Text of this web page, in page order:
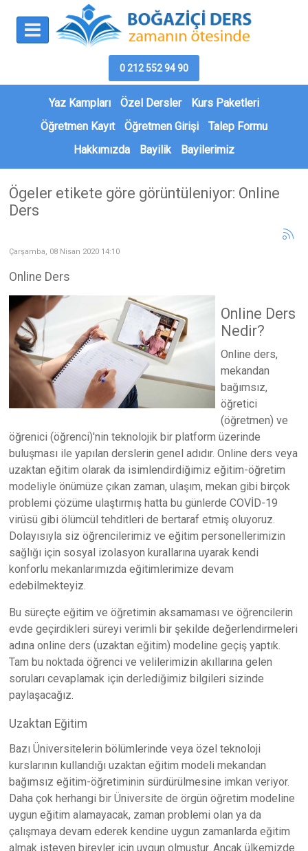
0 212 552 94 90
Yaz Kampları Özel Dersler
Kurs Paketleri
Öğretmen Kayıt
Öğretmen Girişi
Talep Formu
Hakkımızda
Bayilik Bayilerimiz
Ögeler etikete göre görüntüleniyor: Online
Ders
Çarşamba, 08 Nisan 2020 14:10
Online Ders
Online Ders
Nedir?
Online ders,
mekandan
bağımsız,
öğretici
(öğretmen) ve
öğrenici (öğrenci)'nin teknolojik bir platform üzerinde
buluşması ile yapılan derslerin genel adıdır. Online ders veya
uzaktan eğitim olarak da isimlendirdiğimiz eğitim-öğretim
modeliyle önümüze çıkan zaman, ulaşım, mekan gibi birçok
problemi çözüme ulaştırmış hatta bu günlerde COVİD-19
virüsü gibi ölümcül tehditleri de bertaraf etmiş oluyoruz.
Dolayısıyla siz öğrencilerimiz ve eğitim personellerimizin
sağlığı için sosyal izolasyon kurallarına uyarak kendi
konforlu mekanlarımızda eğitimlerimize devam
edebilmekteyiz.
Bu süreçte eğitim ve öğretimin aksamaması ve öğrencilerin
evde geçirdikleri süreyi verimli bir şekilde değerlendirmeleri
adına online ders (uzaktan eğitim) modeline geçiş yaptık.
Tam bu noktada öğrenci ve velilerimizin akıllarına gelen
soruları cevaplamak için derlediğimiz bilgileri sizinde
paylaşacağız.
Uzaktan Eğitim
Bazı Üniversitelerin bölümlerinde veya özel teknoloji
kurslarının kullandığı uzaktan eğitim modeli mekandan
bağımsız eğitim-öğretiminin sürdürülmesine imkan veriyor.
Daha çok herhangi bir Üniversite de örgün öğretim modeline
uygun eğitim alamayacak, zaman problemi olan ya da
çalışmaya devam ederek kendine uygun zamanlarda eğitim
almak isteyen bireyler için uygun olmuştur. Ancak ülkemizde